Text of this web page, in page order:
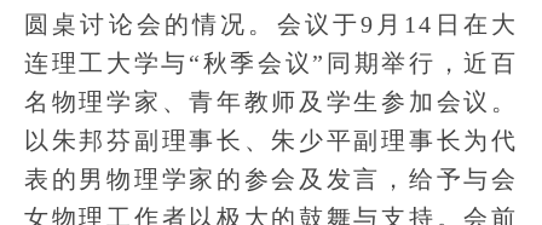
圆桌讨论会的情况。会议于9月14日在大
连理工大学与“秋季会议”同期举行，近百
名物理学家、青年教师及学生参加会议。
以朱邦芬副理事长、朱少平副理事长为代
表的男物理学家的参会及发言，给予与会
女物理工作者以极大的鼓舞与支持。会前